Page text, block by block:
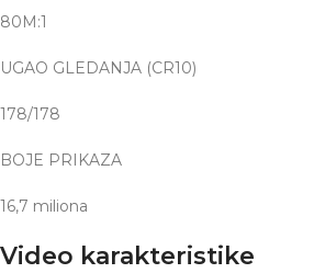
80M:1
UGAO GLEDANJA (CR10)
178/178
BOJE PRIKAZA
16,7 miliona
Video karakteristike